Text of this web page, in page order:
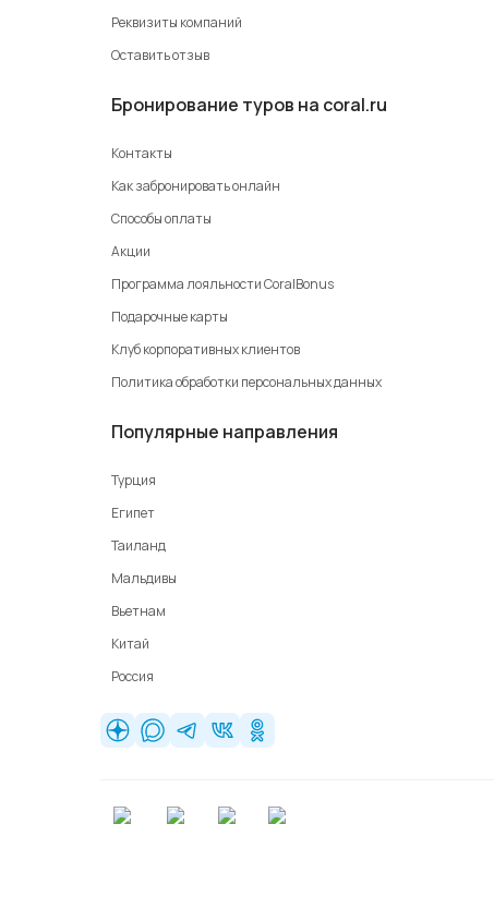
Реквизиты компаний
Оставить отзыв
Бронирование туров на coral.ru
Контакты
Как забронировать онлайн
Способы оплаты
Акции
Программа лояльности CoralBonus
Подарочные карты
Клуб корпоративных клиентов
Политика обработки персональных данных
Популярные направления
Турция
Египет
Таиланд
Мальдивы
Вьетнам
Китай
Россия